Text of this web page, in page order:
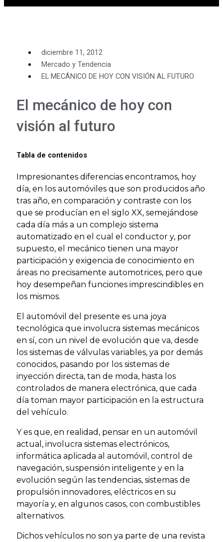
diciembre 11, 2012
Mercado y Tendencia
EL MECÁNICO DE HOY CON VISIÓN AL FUTURO
El mecánico de hoy con
visión al futuro
Tabla de contenidos
Impresionantes diferencias encontramos, hoy
día, en los automóviles que son producidos año
tras año, en comparación y contraste con los
que se producían en el siglo XX, semejándose
cada día más a un complejo sistema
automatizado en el cual el conductor y, por
supuesto, el mecánico tienen una mayor
participación y exigencia de conocimiento en
áreas no precisamente automotrices, pero que
hoy desempeñan funciones imprescindibles en
los mismos.
El automóvil del presente es una joya
tecnológica que involucra sistemas mecánicos
en sí, con un nivel de evolución que va, desde
los sistemas de válvulas variables, ya por demás
conocidos, pasando por los sistemas de
inyección directa, tan de moda, hasta los
controlados de manera electrónica, que cada
día toman mayor participación en la estructura
del vehículo.
Y es que, en realidad, pensar en un automóvil
actual, involucra sistemas electrónicos,
informática aplicada al automóvil, control de
navegación, suspensión inteligente y en la
evolución según las tendencias, sistemas de
propulsión innovadores, eléctricos en su
mayoría y, en algunos casos, con combustibles
alternativos.
Dichos vehículos no son ya parte de una revista